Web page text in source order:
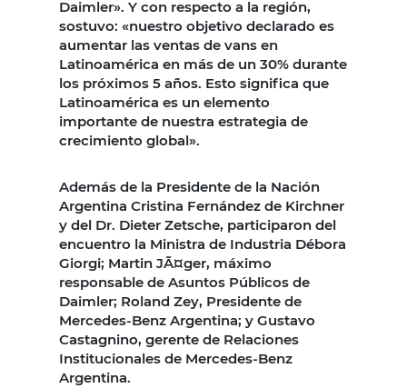
Daimler». Y con respecto a la región,
sostuvo: «nuestro objetivo declarado es
aumentar las ventas de vans en
Latinoamérica en más de un 30% durante
los próximos 5 años. Esto significa que
Latinoamérica es un elemento
importante de nuestra estrategia de
crecimiento global».
Además de la Presidente de la Nación
Argentina Cristina Fernández de Kirchner
y del Dr. Dieter Zetsche, participaron del
encuentro la Ministra de Industria Débora
Giorgi; Martin JÃ¤ger, máximo
responsable de Asuntos Públicos de
Daimler; Roland Zey, Presidente de
Mercedes-Benz Argentina; y Gustavo
Castagnino, gerente de Relaciones
Institucionales de Mercedes-Benz
Argentina.